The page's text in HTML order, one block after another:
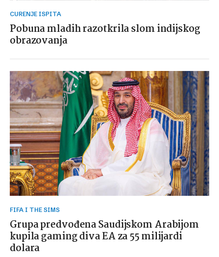
CURENJE ISPITA
Pobuna mladih razotkrila slom indijskog
obrazovanja
FIFA I THE SIMS
Grupa predvođena Saudijskom Arabijom
kupila gaming diva EA za 55 milijardi
dolara